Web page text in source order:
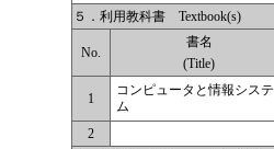
５．利用教科書 Textbook(s)
No.
書名
(Title)
1
コンピュータと情報システ
ム
2